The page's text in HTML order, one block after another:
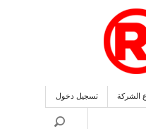
الشركة تسجيل دخول